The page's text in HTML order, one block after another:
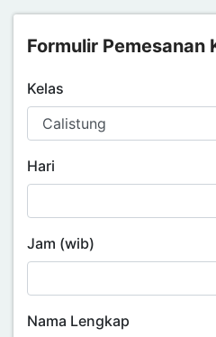
Formulir Pemesanan
Kelas
Hari
Jam (wib)
Nama Lengkap